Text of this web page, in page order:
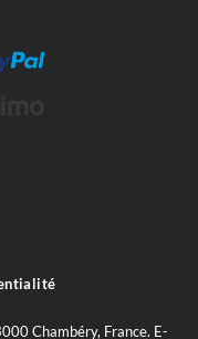
Chambéry, France. E-